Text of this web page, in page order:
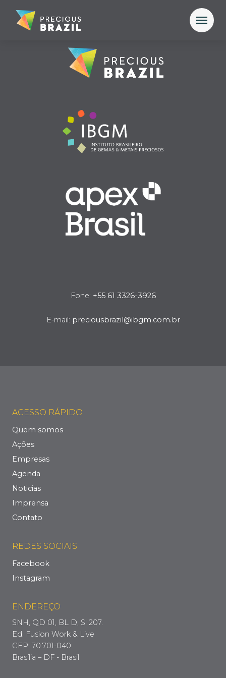
Fone: +55 61 3326-3926
E-mail: preciousbrazil@ibgm.com.br
ACESSO RÁPIDO
Quem somos
Ações
Empresas
Agenda
Noticias
Imprensa
Contato
REDES SOCIAIS
Facebook
Instagram
ENDEREÇO
SNH, QD 01, BL D, Sl 207.
Ed. Fusion Work & Live
CEP: 70.701-040
Brasília – DF - Brasil